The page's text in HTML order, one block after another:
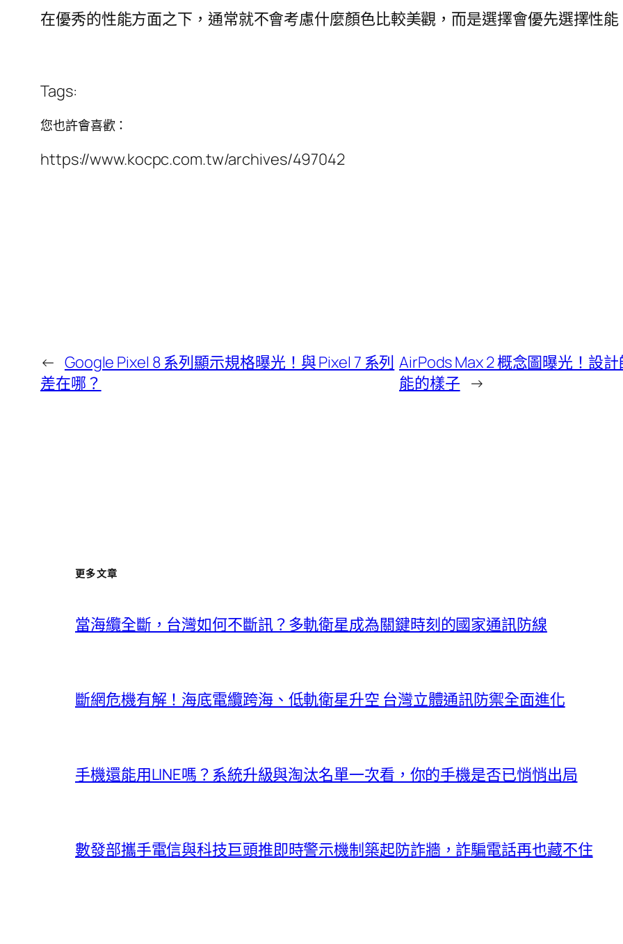
在優秀的性能方面之下，通常就不會考慮什麼顏色比較美觀，而是選擇會優先選擇性能
Tags:
您也許會喜歡：
https://www.kocpc.com.tw/archives/497042
← Google Pixel 8 系列顯示規格曝光！與 Pixel 7 系列
差在哪？
AirPods Max 2 概念圖曝光！設
能的樣子 →
更多文章
當海纜全斷，台灣如何不斷訊？多軌衛星成為關鍵時刻的國家通訊防線
斷網危機有解！海底電纜跨海、低軌衛星升空 台灣立體通訊防禦全面進化
手機還能用LINE嗎？系統升級與淘汰名單一次看，你的手機是否已悄悄出局
數發部攜手電信與科技巨頭推即時警示機制築起防詐牆，詐騙電話再也藏不住